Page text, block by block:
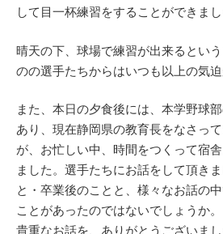
して目一杯練習をすることができまし
晴天の下、球場で練習が出来るとい
のの選手たちからはいつも以上の気迫
また、本日の夕食後には、本学野球
あり、現在静岡県の教育長をなさって
が、お忙しい中、時間をつくって宿
ました。選手たちにお話をして頂き
と・卒業後のことと、様々なお話の
ことがあったのではないでしょうか。
貴重なお話を、ありがとうございまし